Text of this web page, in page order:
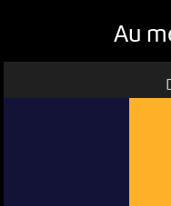
Au